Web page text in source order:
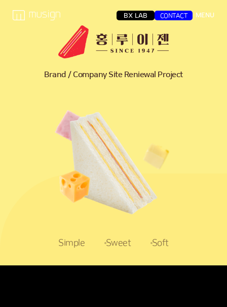
BX LAB CONTACT MENU
Brand / Company Site Reniewal Project
Simple Sweet Soft